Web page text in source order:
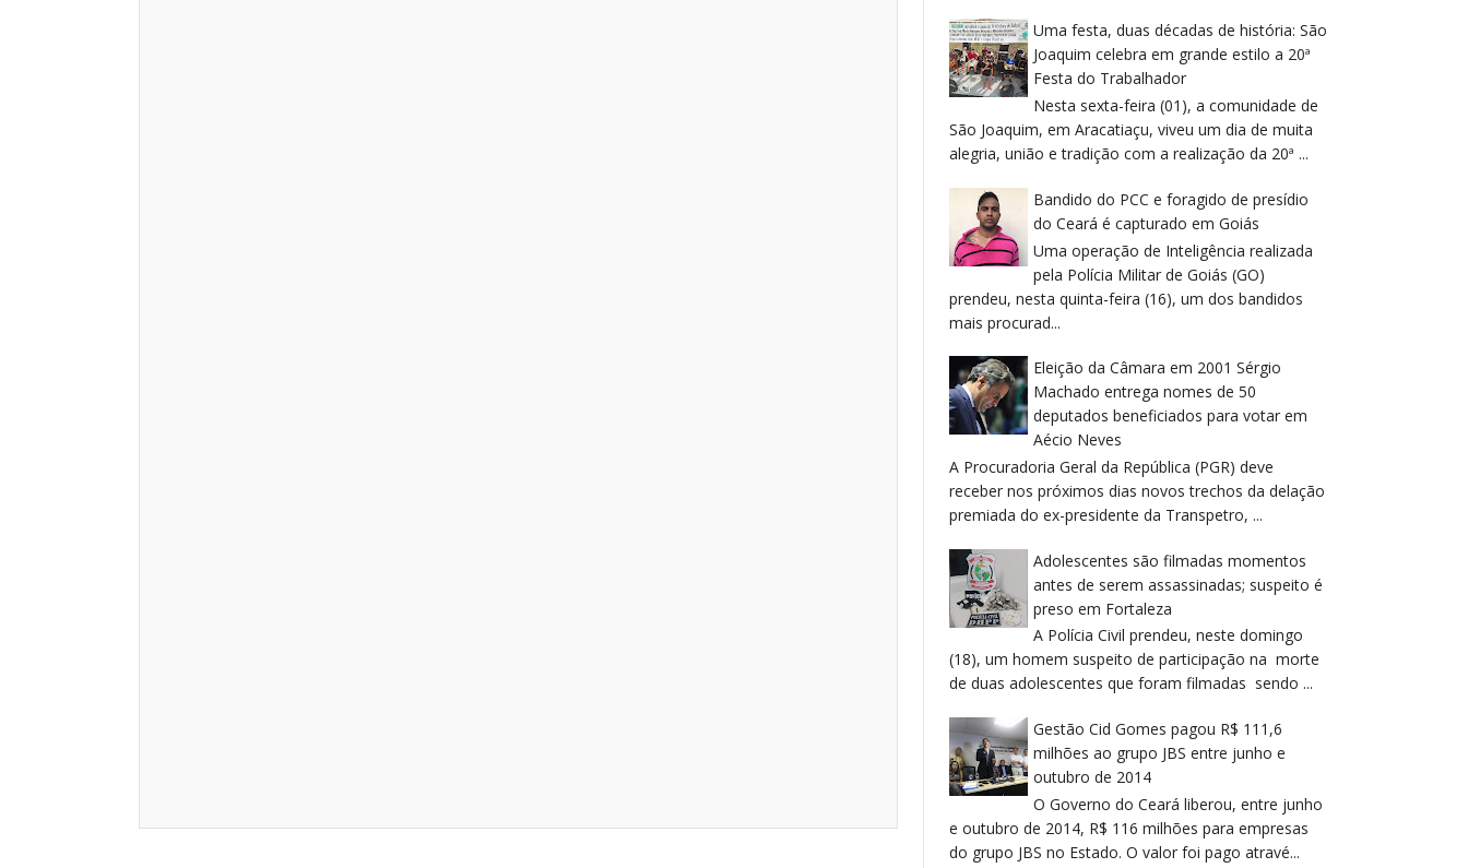
Uma festa, duas décadas de história: São
Joaquim celebra em grande estilo a 20ª
Festa do Trabalhador
Nesta sexta-feira (01), a comunidade de
São Joaquim, em Aracatiaçu, viveu um dia de muita
alegria, união e tradição com a realização da 20ª ...
Bandido do PCC e foragido de presídio
do Ceará é capturado em Goiás
Uma operação de Inteligência realizada
pela Polícia Militar de Goiás (GO)
prendeu, nesta quinta-feira (16), um dos bandidos
mais procurad...
Eleição da Câmara em 2001 Sérgio
Machado entrega nomes de 50
deputados beneficiados para votar em
Aécio Neves
A Procuradoria Geral da República (PGR) deve
receber nos próximos dias novos trechos da delação
premiada do ex-presidente da Transpetro, ...
Adolescentes são filmadas momentos
antes de serem assassinadas; suspeito é
preso em Fortaleza
A Polícia Civil prendeu, neste domingo
(18), um homem suspeito de participação na morte
de duas adolescentes que foram filmadas sendo ...
Gestão Cid Gomes pagou R$ 111,6
milhões ao grupo JBS entre junho e
outubro de 2014
O Governo do Ceará liberou, entre junho
e outubro de 2014, R$ 116 milhões para empresas
do grupo JBS no Estado. O valor foi pago atravé...